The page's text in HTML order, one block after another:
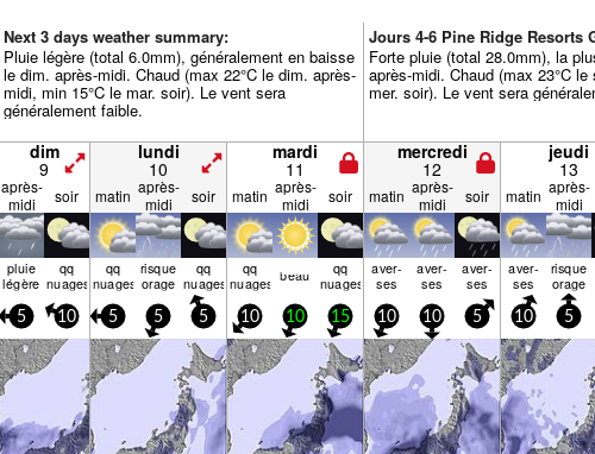
Next 3 days weather summary:
Pluie légère (total 6.0mm), généralement en baisse
le dim. après-midi. Chaud (max 22°C le dim. après-
midi, min 15°C le mar. soir). Le vent sera
généralement faible.
Jours 4-6 Pine Ridge Resorts
Forte pluie (total 28.0mm), la
après-midi. Chaud (max 23°C
mer. soir). Le vent sera
dim
9
lundi
10
mardi
11
mercredi
12
jeudi
13
après-
midi
soir matin après-
midi
soir matin après-
midi
soir matin après-
midi
soir matin après-
midi
pluie
légère
qq
nuages
qq
nuages
risque
orage
qq
nuages
qq
nuages beau qq
nuages
aver­
ses
aver­
ses
aver­
ses
aver­
ses
risque
orage
5 10 5 5 5 10 10 15 10 10 5 10 5